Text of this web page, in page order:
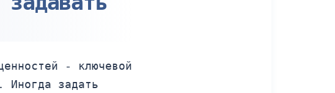
- ключевой
Иногда задать